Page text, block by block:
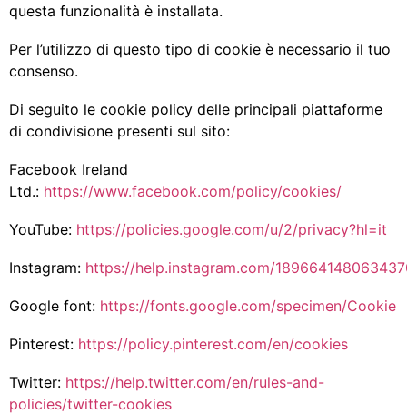
questa funzionalità è installata.
Per l’utilizzo di questo tipo di cookie è necessario il tuo
consenso.
Di seguito le cookie policy delle principali piattaforme
di condivisione presenti sul sito:
Facebook Ireland
Ltd.: https://www.facebook.com/policy/cookies/
YouTube: https://policies.google.com/u/2/privacy?hl=it
Instagram: https://help.instagram.com/
Google font: https://fonts.google.com/specimen/Cookie
Pinterest: https://policy.pinterest.com/en/cookies
Twitter: https://help.twitter.com/en/rules-and-
policies/twitter-cookies